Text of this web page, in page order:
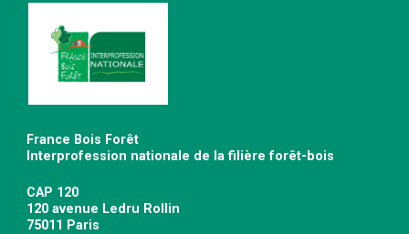
France Bois Forêt
Interprofession nationale de la filière forêt-bois
CAP 120
120 avenue Ledru Rollin
75011 Paris